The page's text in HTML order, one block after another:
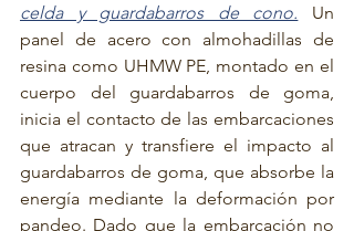
celda y guardabarros de cono. Un
panel de acero con almohadillas de
resina como UHMW PE, montado en el
cuerpo del guardabarros de goma,
inicia el contacto de las embarcaciones
que atracan y transfiere el impacto al
guardabarros de goma, que absorbe la
energía mediante la deformación por
pandeo. Dado que la embarcación no